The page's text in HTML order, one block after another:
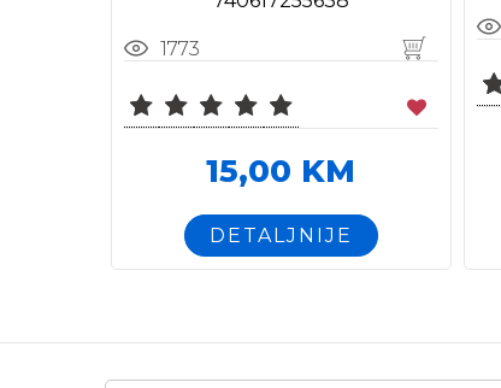
1773
15,00 KM
DETALJNIJE